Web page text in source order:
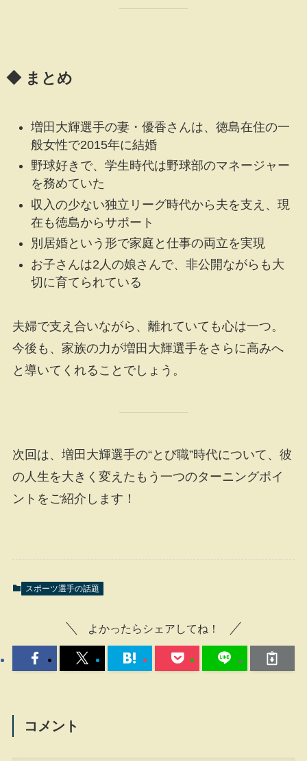
◆ まとめ
増田大輝選手の妻・優香さんは、徳島在住の一
般女性で2015年に結婚
野球好きで、学生時代は野球部のマネージャー
を務めていた
収入の少ない独立リーグ時代から夫を支え、現
在も徳島からサポート
別居婚という形で家庭と仕事の両立を実現
お子さんは2人の娘さんで、非公開ながらも大
切に育てられている
夫婦で支え合いながら、離れていても心は一つ。
今後も、家族の力が増田大輝選手をさらに高みへ
と導いてくれることでしょう。
次回は、増田大輝選手の“とび職”時代について、彼
の人生を大きく変えたもう一つのターニングポイ
ントをご紹介します！
スポーツ選手の話題
よかったらシェアしてね！
コメント